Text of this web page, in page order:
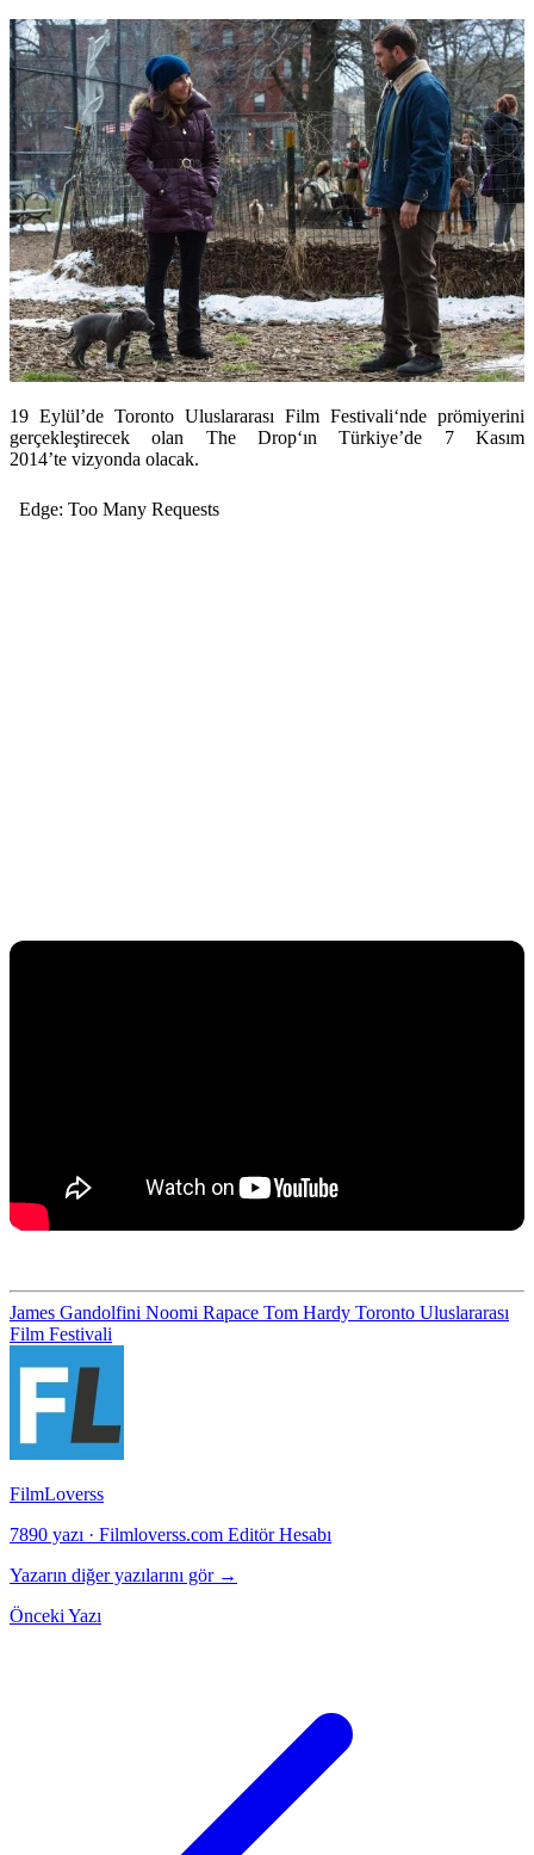
19 Eylül’de Toronto Uluslararası Film Festivali‘nde prömiyerini
gerçekleştirecek olan The Drop‘ın Türkiye’de 7 Kasım
2014’te vizyonda olacak.
James Gandolfini Noomi Rapace Tom Hardy Toronto Uluslararası
Film Festivali
FilmLoverss
7890 yazı · Filmloverss.com Editör Hesabı
Yazarın diğer yazılarını gör →
Önceki Yazı